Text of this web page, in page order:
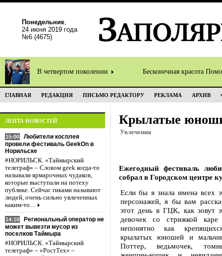
Понедельник,
24 июня 2019 года
№6 (4675)
В четвертом поколении Бесконечная красота
ГЛАВНАЯ РЕДАКЦИЯ ПИСЬМО РЕДАКТОРУ РЕКЛАМА АРХИВ
ЛЕНТА НОВОСТЕЙ
15:00
Любители косплея
провели фестиваль GeekOn в
Норильске
#НОРИЛЬСК. «Таймырский
телеграф» – Словом geek когда-то
называли ярмарочных чудаков,
которые выступали на потеху
публике. Сейчас гиками называют
людей, очень сильно увлеченных
каким-то…
14:10
Региональный оператор не
может вывезти мусор из
поселков Таймыра
#НОРИЛЬСК. «Таймырский
телеграф» – «РостТех» –
Крылатые
Увлечения
Ежегодный фестиваль
собрал в Городском центре
Если бы я знала имена всех
персонажей, я бы вам
этот день в ГЦК, как зовут
девочек со стрижкой
непонятно как
крылатых юношей и
Поттер, ведьмочек,